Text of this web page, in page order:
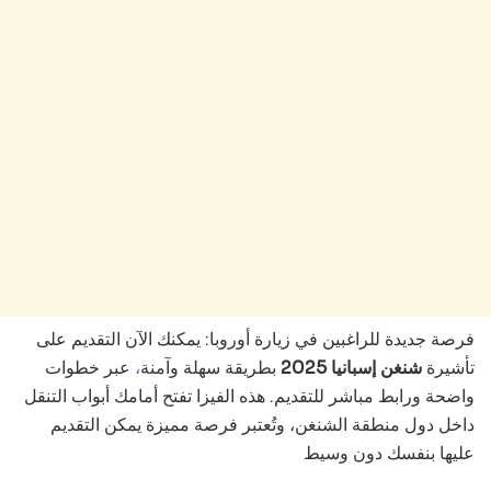
فرصة جديدة للراغبين في زيارة أوروبا: يمكنك الآن التقديم على
تأشيرة شنغن إسبانيا 2025 بطريقة سهلة وآمنة، عبر خطوات
واضحة ورابط مباشر للتقديم. هذه الفيزا تفتح أمامك أبواب التنقل
داخل دول منطقة الشنغن، وتُعتبر فرصة مميزة يمكن التقديم
عليها بنفسك دون وسيط